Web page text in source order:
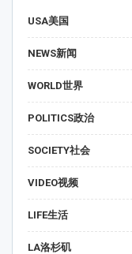
USA美国
NEWS新闻
WORLD世界
POLITICS政治
SOCIETY社会
VIDEO视频
LIFE生活
LA洛杉矶